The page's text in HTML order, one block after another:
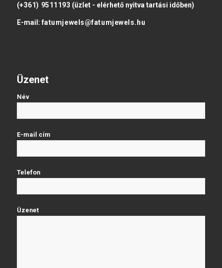
(+361) 9511193 (üzlet - elérhető nyitva tartási időben)
E-mail: fatumjewels@fatumjewels.hu
Üzenet
Név
E-mail cím
Telefon
Üzenet